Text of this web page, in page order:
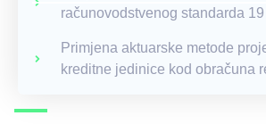
računovodstvenog standarda 19
Primjena aktuarske metode
kreditne jedinice kod obračuna